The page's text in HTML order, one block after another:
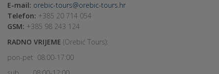
E-mail: orebic-tours@orebic-tours.hr
Telefon: +385 20 714 054
GSM: +385 98 243 124
RADNO VRIJEME (Orebić Tours):
pon-pet 08:00-17:00